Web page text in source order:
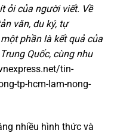
ỏi của người viết. Về
văn, du ký, tự
phần là kết quả của
Quốc, cùng nhu
tin-
tp-hcm-lam-nong-
nhiều hình thức và